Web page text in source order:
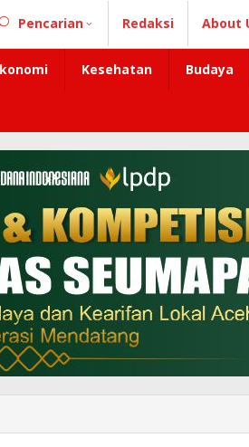
Pencarian Redaksi About
Kesehatan Budaya